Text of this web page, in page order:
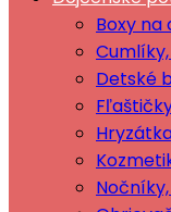
Boxy na
Detské